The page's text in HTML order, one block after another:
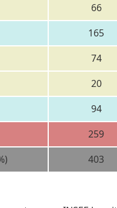
66
165
74
20
94
259
403